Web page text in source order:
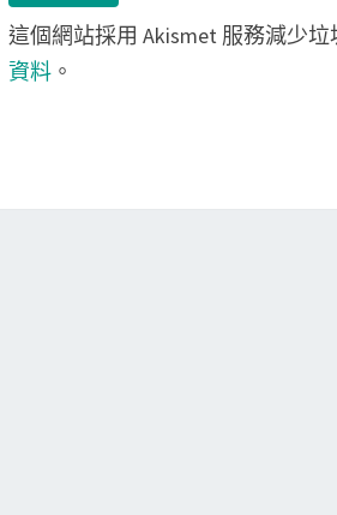
這個網站採用 Akismet 服務減少
資料 。